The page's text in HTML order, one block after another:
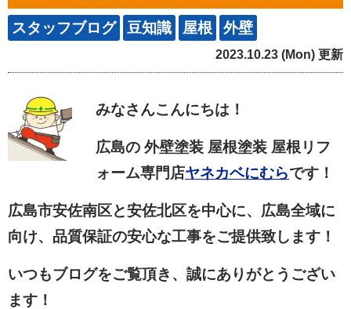
スタッフブログ 豆知識 屋根 外壁
2023.10.23 (Mon) 更新
みなさんこんにちは！
広島の 外壁塗装 屋根塗装 屋根リフ
ォーム専門店ヤネカベにむらです！
広島市安佐南区と安佐北区を中心に、広島全域に
向け、品質保証の安心な工事をご提供致します！
いつもブログをご覧頂き、誠にありがとうござい
ます！